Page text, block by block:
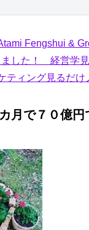
Fengshui &
した！ 経営学見
ィング見るだけ
月で７０億円